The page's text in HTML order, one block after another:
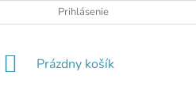
PODMIENKY OCHRANY OSOBNÝCH
Prihlásenie
NÁKUPNÝ
Prázdny košík